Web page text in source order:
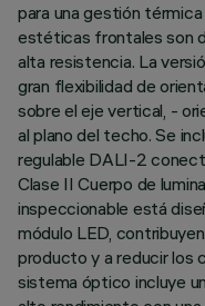
para una gestión
estéticas frontales son
alta resistencia. La
gran flexibilidad de
sobre el eje vertical, -
al plano del techo. Se
regulable DALI-2
Clase II Cuerpo de
inspeccionable está
módulo LED,
producto y a reducir los
sistema óptico incluye